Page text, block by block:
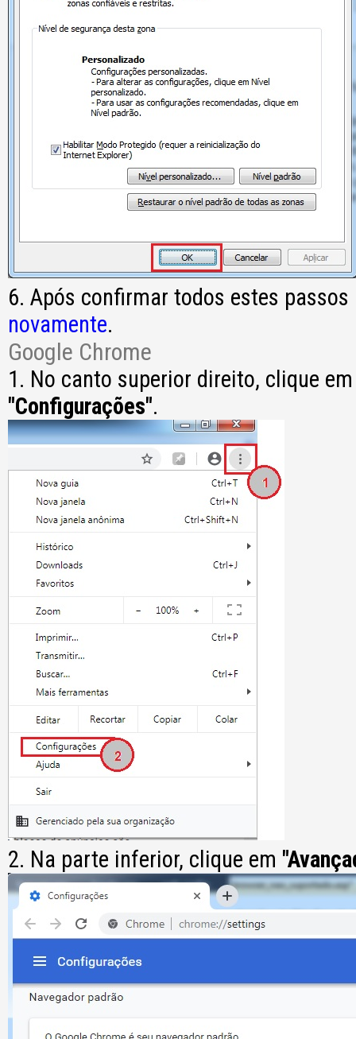
6. Após confirmar todos estes passos
novamente.
Google Chrome
1. No canto superior direito, clique
"Configurações".
2. Na parte inferior, clique em